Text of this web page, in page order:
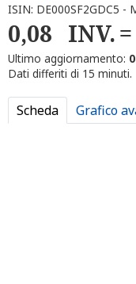
ISIN: DE000SF2GDC5 -
0,08 INV.
Ultimo aggiornamento:
Dati differiti di 15 minuti.
Scheda Grafico